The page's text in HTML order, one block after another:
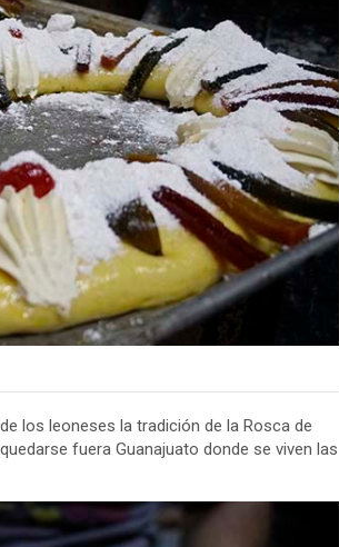
los leoneses la tradición de la Rosca de
fuera Guanajuato donde se viven las